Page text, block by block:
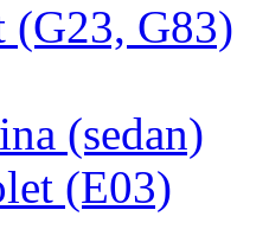
(G23, G83)
(sedan)
(E03)